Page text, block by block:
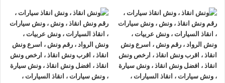
ونش انقاذ سيارات الروادلأنقاذ السيارات اسرع و ارخصونش انقاذ
سيارات في دمنهوربخصم 50% اتصل بنا الان ليصلك
اقرب ونش
انقاذ سيارات في دمنهورهناك العديد من الظروف الطارئة التي قد
تحدث لنا اثناء القيادة علي الطريق فمن الممكن ان تتعرض لحادث
سير مفاجي او ان تتعطل سيارتك وقد تحتاج الي نقلها الي اقرب
مركز صيانة او توكيل.